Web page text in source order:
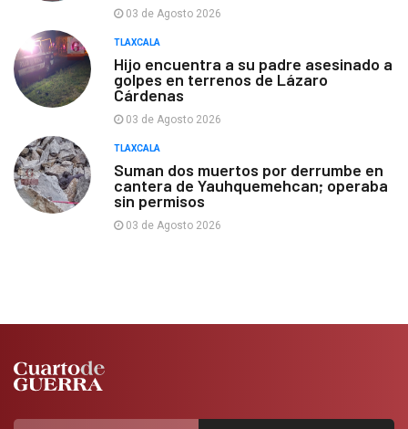
03 de Agosto 2026
TLAXCALA
Hijo encuentra a su padre asesinado a
golpes en terrenos de Lázaro
Cárdenas
03 de Agosto 2026
TLAXCALA
Suman dos muertos por derrumbe en
cantera de Yauhquemehcan; operaba
sin permisos
03 de Agosto 2026